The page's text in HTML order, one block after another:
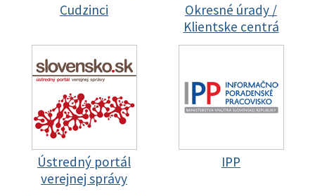
Cudzinci
Okresné úrady /
Klientske centrá
Ústredný portál
verejnej správy
IPP